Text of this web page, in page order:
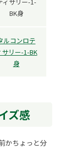
ルコンロテ
サリー-1-BK
身
ズ感
かちょっと分